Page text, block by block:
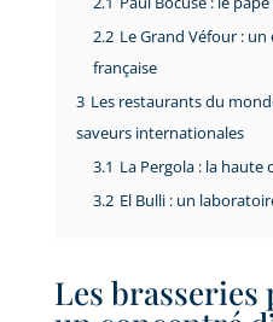
2.2 Le Grand Véfour :
française
3 Les restaurants du
saveurs internationales
3.1 La Pergola : la haute
3.2 El Bulli : un
Les brasseries